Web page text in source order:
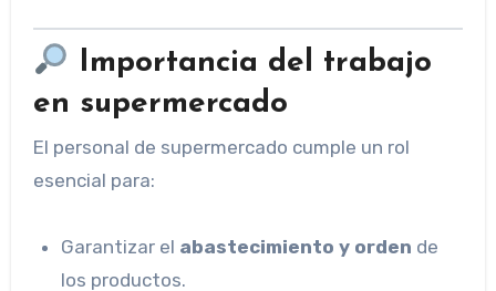
Importancia del trabajo
en supermercado
El personal de supermercado cumple un rol
esencial para:
Garantizar el abastecimiento y orden de
los productos.